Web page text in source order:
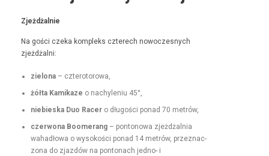
Zjeżdżal­nie
Na goś­ci czeka kom­pleks czterech nowoczes­nych
zjeżdżalni:
zielona– czterotorowa,
żół­ta Kamikaze o nachyle­niu 45°,
niebies­ka Duo Rac­ero dłu­goś­ci pon­ad 70 metrów,
czer­wona Boomerang– pontonowa zjeżdżal­nia
wahadłowa o wysokoś­ci pon­ad 14 metrów, przez­nac­
zona do zjazdów na pon­tonach jed­no- i